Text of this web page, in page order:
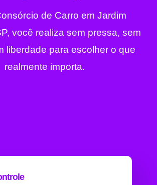
de Carro em Jardim
você realiza sem pressa, sem
liberdade para escolher o que
realmente importa.